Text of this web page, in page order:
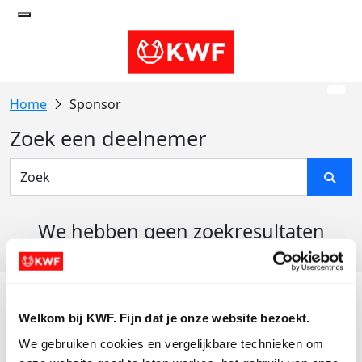
Welkom bij KWF. Fijn dat je onze website bezoekt.
We gebruiken cookies en vergelijkbare technieken om
Sponsor
Zoek een deelnemer
We hebben geen zoekresultaten
Actiematerialen
Evenementen